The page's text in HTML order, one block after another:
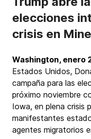
elecciones
crisis en
Washington, enero
Estados Unidos,
campaña para las
próximo noviembre
Iowa, en plena crisis
manifestantes
agentes migratorios